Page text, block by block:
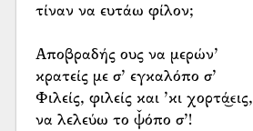
τίναν να ευτάω φίλον;
Αποβραδής ους να μερών’
κρατείς με σ’ εγκαλόπο σ’
Φιλείς, φιλείς και ’κι χορτά͜εις,
να λελεύω το ψ̌όπο σ’!